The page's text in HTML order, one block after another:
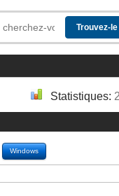
Statistiques:
Windows